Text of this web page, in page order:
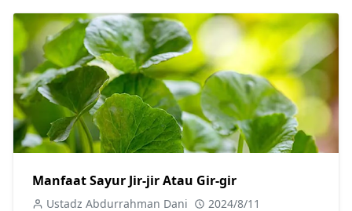
Manfaat Sayur Jir-jir Atau Gir-gir
Ustadz Abdurrahman Dani 2024/8/11